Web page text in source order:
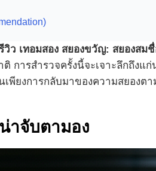
วิว เทอมสอง สยองขวัญ: สยองสม
ติ การสำรวจครั้งนี้จะเจาะลึกถึ
เพียงการกลับมาของความสยอง
าจับตามอง